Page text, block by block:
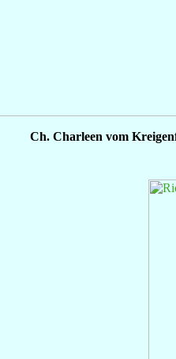
Ch. Charleen vom